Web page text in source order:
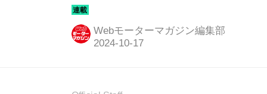
だ。ここでは、国内外のそんな魅力あ
るモデルたちを簡単に紹介していこ
う。今回は、マクラーレン
Webモーターマガジン編集部